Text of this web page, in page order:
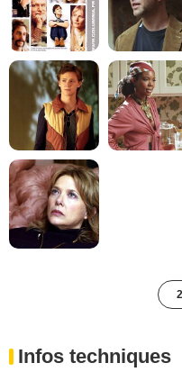
Infos techniques